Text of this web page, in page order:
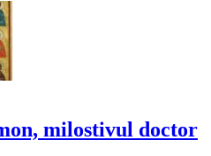
milostivul doctor